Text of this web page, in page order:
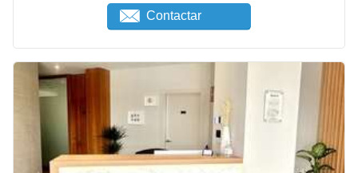
Contactar